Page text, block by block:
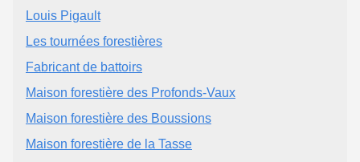
Louis Pigault
Les tournées forestières
Fabricant de battoirs
Maison forestière des Profonds-Vaux
Maison forestière des Boussions
Maison forestière de la Tasse